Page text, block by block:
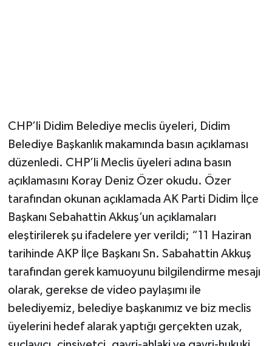
CHP’li Didim Belediye meclis üyeleri, Didim
Belediye Başkanlık makamında basın açıklaması
düzenledi. CHP’li Meclis üyeleri adına basın
açıklamasını Koray Deniz Özer okudu. Özer
tarafından okunan açıklamada AK Parti Didim İlçe
Başkanı Sebahattin Akkuş’un açıklamaları
eleştirilerek şu ifadelere yer verildi; “11 Haziran
tarihinde AKP İlçe Başkanı Sn. Sabahattin Akkuş
tarafından gerek kamuoyunu bilgilendirme mesajı
olarak, gerekse de video paylaşımı ile
belediyemiz, belediye başkanımız ve biz meclis
üyelerini hedef alarak yaptığı gerçekten uzak,